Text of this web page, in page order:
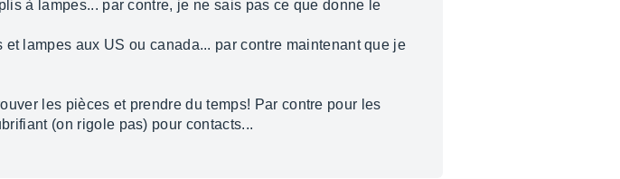
à lampes... par contre, je ne sais pas ce que donne le
lampes aux US ou canada... par contre maintenant que je
les pièces et prendre du temps! Par contre pour les
(on rigole pas) pour contacts...